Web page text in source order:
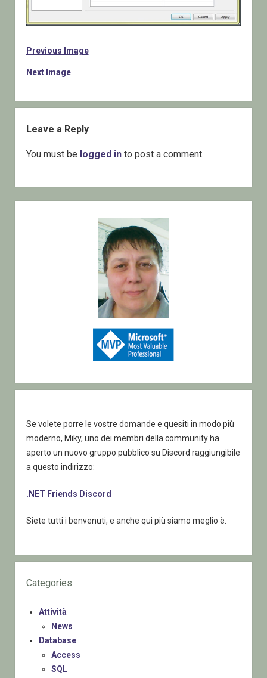
Previous Image
Next Image
Leave a Reply
You must be logged into post a comment.
Se volete porre le vostre domande e quesiti in modo più
moderno, Miky, uno dei membri della community ha
aperto un nuovo gruppo pubblico su Discord raggiungibile
a questo indirizzo:
.NET Friends Discord
Siete tutti i benvenuti, e anche qui più siamo meglio è.
Categories
Attività
News
Database
Access
SQL